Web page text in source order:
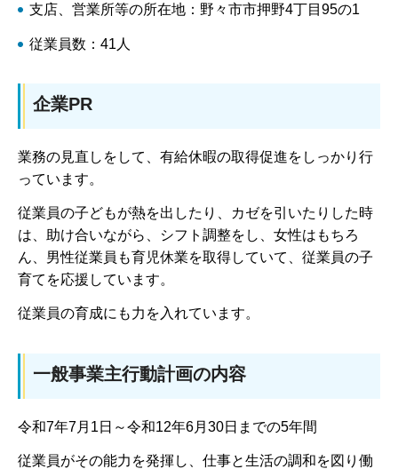
支店、営業所等の所在地：野々市市押野4丁目95の1
従業員数：41人
企業PR
業務の見直しをして、有給休暇の取得促進をしっかり行
っています。
従業員の子どもが熱を出したり、カゼを引いたりした時
は、助け合いながら、シフト調整をし、女性はもちろ
ん、男性従業員も育児休業を取得していて、従業員の子
育てを応援しています。
従業員の育成にも力を入れています。
一般事業主行動計画の内容
令和7年7月1日～令和12年6月30日までの5年間
従業員がその能力を発揮し、仕事と生活の調和を図り働